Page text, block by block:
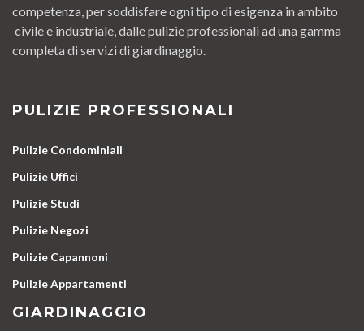
competenza, per soddisfare ogni tipo di esigenza in ambito
civile e industriale, dalle pulizie professionali ad una gamma
completa di servizi di giardinaggio.
PULIZIE PROFESSIONALI
Pulizie Condominiali
Pulizie Uffici
Pulizie Studi
Pulizie Negozi
Pulizie Capannoni
Pulizie Appartamenti
GIARDINAGGIO